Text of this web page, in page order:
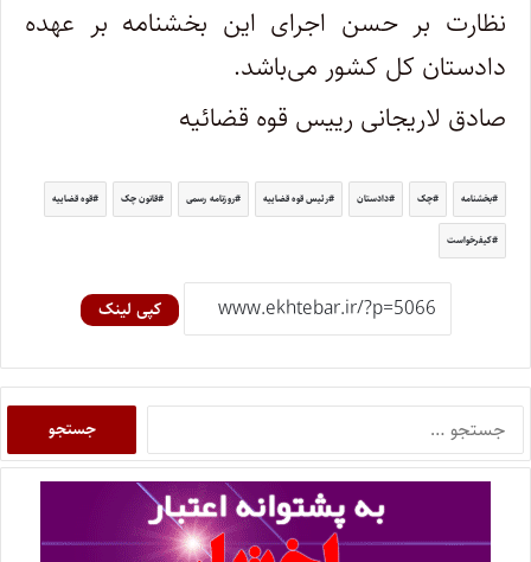
نظارت بر حسن اجرای این بخشنامه بر عهده
دادستان کل کشور می‌باشد.
صادق لاریجانی رییس قوه قضائیه
بخشنامه چک دادستان رئیس قوه قضاییه روزنامه رسمی قانون چک قوه قضاییه
کیفرخواست
کپی لینک